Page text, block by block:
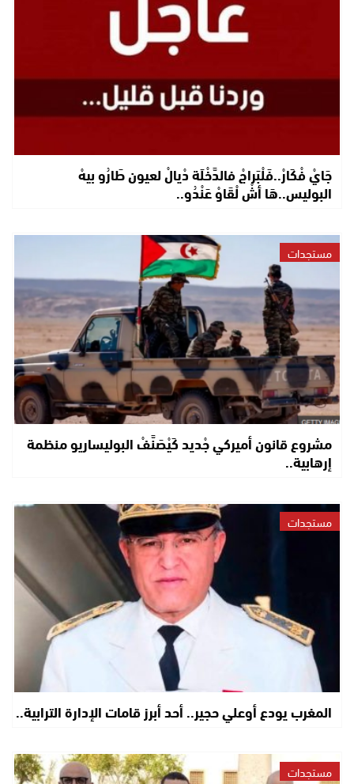
جَايْ فْكَارْ..فَلْبَراجْ فالدَّخْلَة دْيالْ لعيون طَارُو بيهْ
البوليس..هَا أشْ لْقَاوْ عَنْدُو..
مستجدات
مشروع قانون أميركي جْديد كَيْصَنَّفْ البوليساريو منظمة
إرهابية..
مستجدات
المغرب يودع أوعلي حجير.. أحد أبرز قامات الإدارة الترابية..
مستجدات